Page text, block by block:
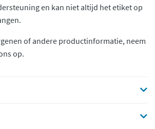
en kan niet altijd het etiket op
of andere productinformatie, neem
op.